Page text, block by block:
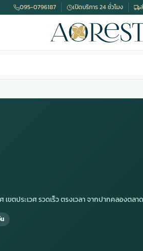
095-0796187 เปิดบริการ 24 ชั่วโมง
ตประเวศ รวดเร็ว ตรงเวลา จากปากคลองตลาด